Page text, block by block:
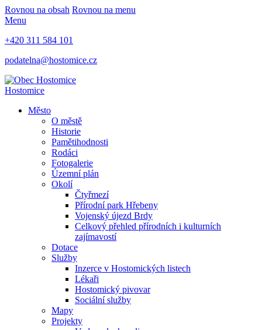
Rovnou na obsah Rovnou na menu
Menu
+420 311 584 101
podatelna@hostomice.cz
Hostomice
Město
O městě
Historie
Pamětihodnosti
Rodáci
Fotogalerie
Územní plán
Okolí
Čtyřmezí
Přírodní park Hřebeny
Vojenský újezd Brdy
Celkový přehled přírodních i kulturních
zajímavostí
Dotace
Služby
Inzerce v Hostomických listech
Lékaři
Hostomický pivovar
Sociální služby
Mapy
Projekty